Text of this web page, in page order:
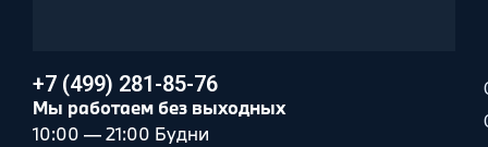
+7 (499) 281-85-76
Мы работаем без выходных
10:00 — 21:00 Будни